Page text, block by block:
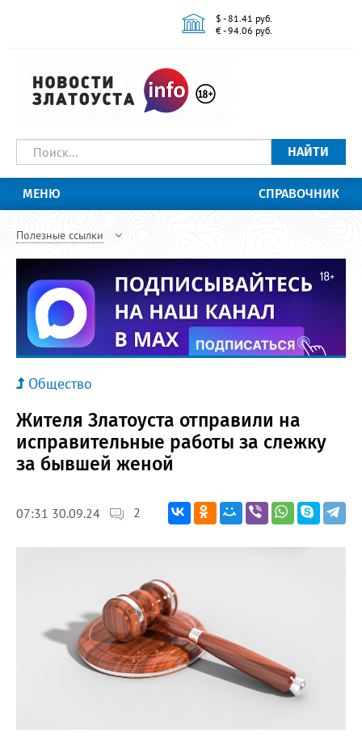
$ - 81.41 руб.
€ - 94.06 руб.
НАЙТИ
МЕНЮ СПРАВОЧНИК
Полезные ссылки
Общество
Жителя Златоуста отправили на
исправительные работы за слежку
за бывшей женой
07:31 30.09.24 2